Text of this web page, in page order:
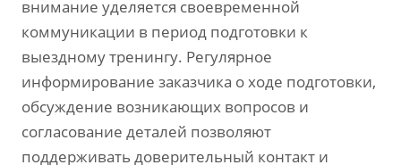
внимание уделяется своевременной
коммуникации в период подготовки к
выездному тренингу. Регулярное
информирование заказчика о ходе подготовки,
обсуждение возникающих вопросов и
согласование деталей позволяют
поддерживать доверительный контакт и